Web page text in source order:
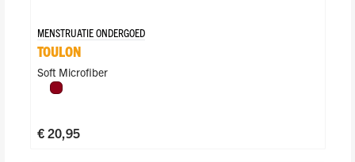
MENSTRUATIE ONDERGOED
TOULON
Soft Microfiber
Donkerrood
€ 20,95